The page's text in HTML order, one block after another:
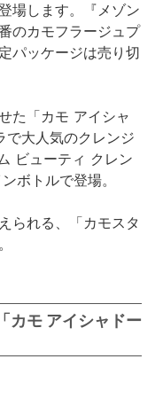
場します。『メゾン
のカモフラージュプ
パッケージは売り切
た「カモ アイシャ
で大人気のクレンジ
ビューティ クレン
ボトルで登場。
られる、「カモスタ
カモ アイシャドー